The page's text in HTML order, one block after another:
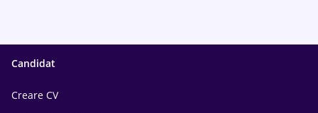
Candidat
Creare CV